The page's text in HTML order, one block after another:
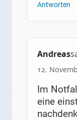
Antworten
Andreas
12.
Im
eine